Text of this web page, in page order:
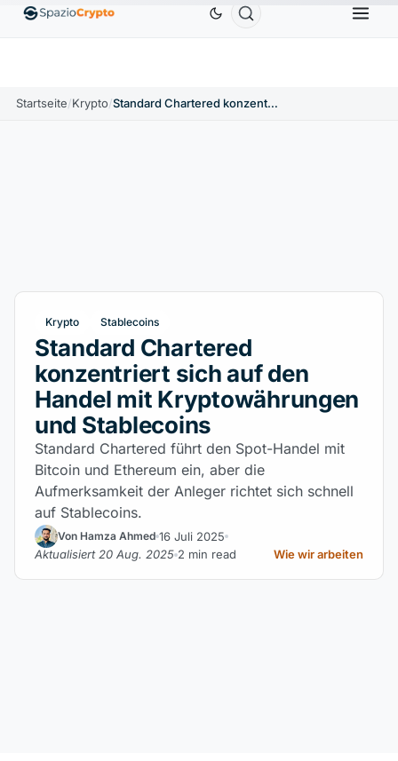
EthereumETH1.880,58 $ Tether USDT BNB
Startseite/Krypto/ Standard Chartered konzentriert sich auf den Handel mit Kryptowährungen und Stablecoins
Krypto Stablecoins
Standard Chartered
konzentriert sich auf den
Handel mit Kryptowährungen
und Stablecoins
Standard Chartered führt den Spot-Handel mit
Bitcoin und Ethereum ein, aber die
Aufmerksamkeit der Anleger richtet sich schnell
auf Stablecoins.
Von Hamza Ahmed 16 Juli 2025
Aktualisiert 20 Aug. 2025 2 min read Wie wir arbeiten